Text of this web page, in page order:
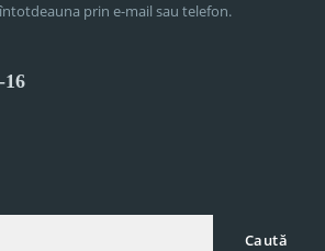
prin e-mail sau telefon.
16
Caută